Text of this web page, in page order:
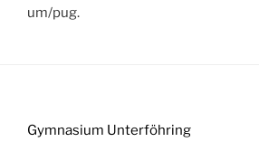
um/pug.
Gymnasium Unterföhring